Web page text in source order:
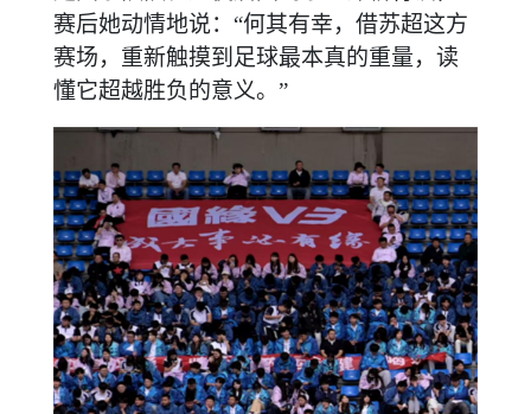
赛后她动情地说：“何其有幸，借苏超这方
赛场，重新触摸到足球最本真的重量，读
懂它超越胜负的意义。”